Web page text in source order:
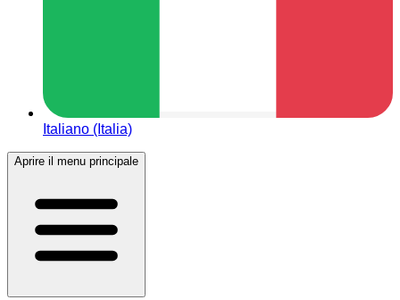
Italiano (Italia)
Aprire il menu principale